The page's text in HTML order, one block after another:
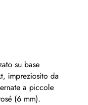
su base
impreziosito da
a piccole
(6 mm).